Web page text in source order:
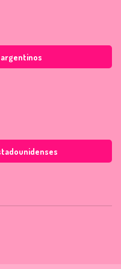
argentinos